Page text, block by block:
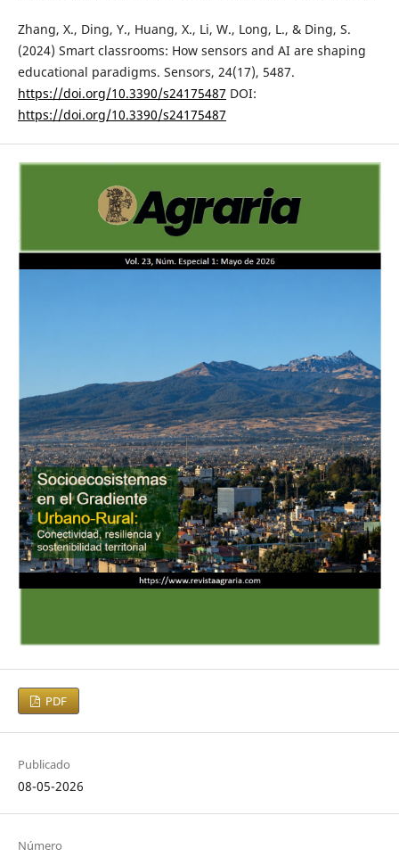
Zhang, X., Ding, Y., Huang, X., Li, W., Long, L., & Ding, S.
(2024) Smart classrooms: How sensors and AI are shaping
educational paradigms. Sensors, 24(17), 5487.
https://doi.org/10.3390/s24175487 DOI:
https://doi.org/10.3390/s24175487
PDF
Publicado
08-05-2026
Número